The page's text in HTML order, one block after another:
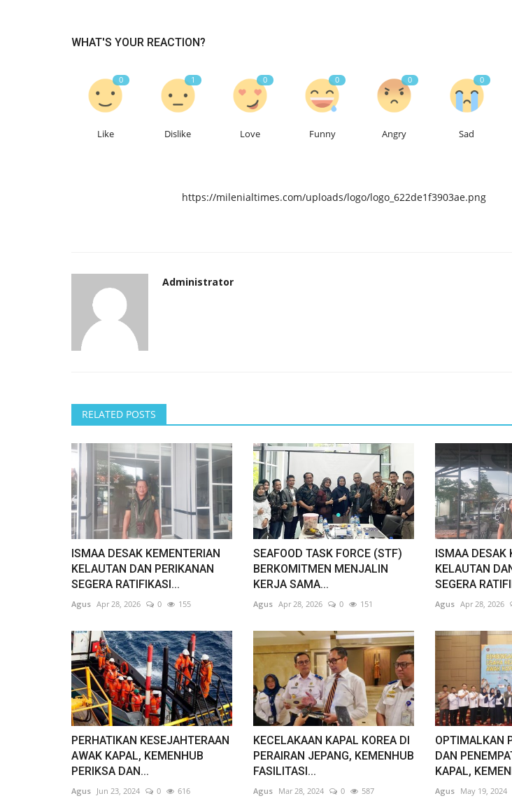
WHAT'S YOUR REACTION?
0
Like
1
Dislike
0
Love
0
Funny
0
Angry
0
Sad
https://milenialtimes.com/uploads/logo/logo_622de1f3903ae.png
Administrator
RELATED POSTS
ISMAA DESAK KEMENTERIAN
KELAUTAN DAN PERIKANAN
SEGERA RATIFIKASI...
Agus Apr 28, 2026 0 155
SEAFOOD TASK FORCE (STF)
BERKOMITMEN MENJALIN
KERJA SAMA...
Agus Apr 28, 2026 0 151
ISMAA DESAK
KELAUTAN
SEGERA
Agus Apr 28, 2026
PERHATIKAN KESEJAHTERAAN
AWAK KAPAL, KEMENHUB
PERIKSA DAN...
Agus Jun 23, 2024 0 616
KECELAKAAN KAPAL KOREA DI
PERAIRAN JEPANG, KEMENHUB
FASILITASI...
Agus Mar 28, 2024 0 587
OPTIMALKAN
DAN
KAPAL,
Agus May 19, 2024